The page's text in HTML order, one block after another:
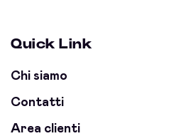
Quick Link
Chi siamo
Contatti
Area clienti